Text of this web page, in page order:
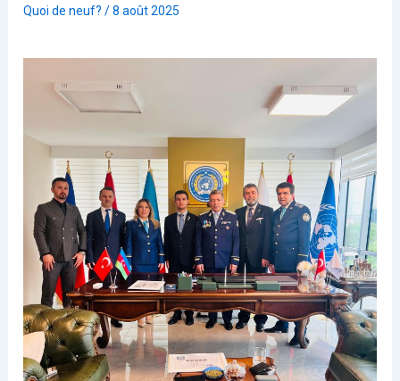
Quoi de neuf? /8 août 2025